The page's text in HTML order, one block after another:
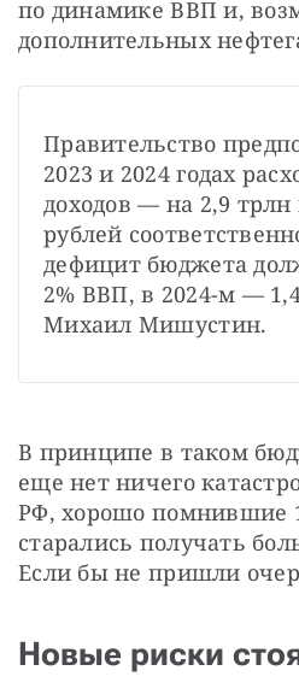
по динамике ВВП и,
дополнительных
Правительство
2023 и 2024 годах
доходов — на 2,9
рублей
дефицит бюджета
2% ВВП, в 2024-м —
Михаил Мишустин.
В принципе в таком
еще нет ничего
РФ, хорошо помнившие
старались получать
Если бы не пришли
Новые риски